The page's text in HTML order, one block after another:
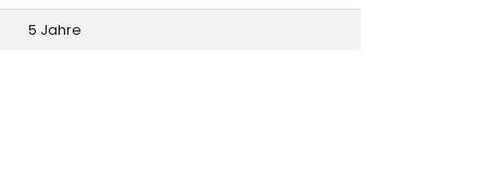
5 Jahre